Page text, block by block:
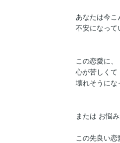
あなたは今こ
不安になって
この恋愛に、
心が苦しくて
壊れそうにな
または お悩み
この先良い